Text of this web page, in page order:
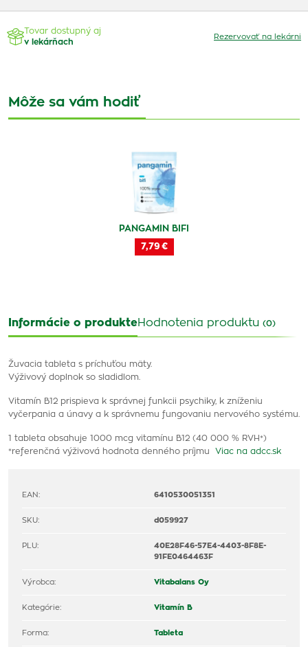
Tovar dostupný aj
v lekárňach
Rezervovať na lekárni
Môže sa vám hodiť
PANGAMIN BIFI
7,79 €
Informácie o produkteHodnotenia produktu (0)
Žuvacia tableta s príchuťou mäty.
Výživový doplnok so sladidlom.
Vitamín B12 prispieva k správnej funkcii psychiky, k zníženiu
vyčerpania a únavy a k správnemu fungovaniu nervového systému.
1 tableta obsahuje 1000 mcg vitamínu B12 (40 000 % RVH*)
*referenčná výživová hodnota denného príjmu Viac na adcc.sk
EAN: 6410530051351
SKU: d059927
PLU:
40E28F46-57E4-4403-8F8E-
91FE0464463F
Výrobca: Vitabalans Oy
Kategórie: Vitamín B
Forma: Tableta